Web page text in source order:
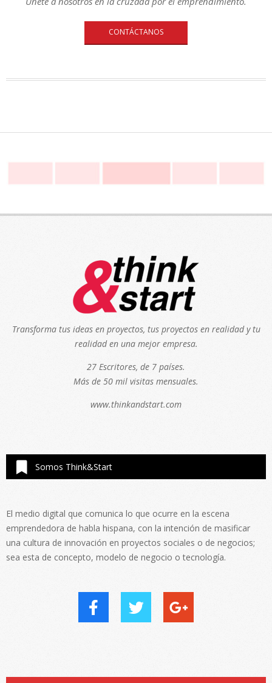
CONTÁCTANOS
Transforma tus ideas en proyectos, tus proyectos en realidad y tu
realidad en una mejor empresa.
27 Escritores, de 7 países.
Más de 50 mil visitas mensuales.
www.thinkandstart.com
Somos Think&Start
El medio digital que comunica lo que ocurre en la escena
emprendedora de habla hispana, con la intención de masificar
una cultura de innovación en proyectos sociales o de negocios;
sea esta de concepto, modelo de negocio o tecnología.